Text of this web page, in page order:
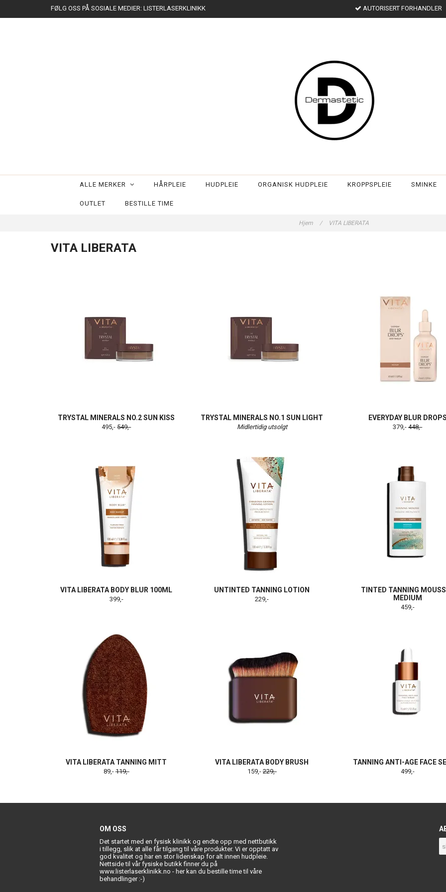
FØLG OSS PÅ SOSIALE MEDIER: LISTERLASERKLINIKK AUTORISERT FORHANDLER
ALLE MERKER HÅRPLEIE HUDPLEIE ORGANISK HUDPLEIE KROPPSPLEIE SMINKE
OUTLET BESTILLE TIME
Hjem / VITA LIBERATA
VITA LIBERATA
TRYSTAL MINERALS NO.2 SUN KISS
495,-549,-
TRYSTAL MINERALS NO.1 SUN LIGHT
Midlertidig utsolgt
EVERYDAY BLUR
379,-448,-
VITA LIBERATA BODY BLUR 100ML
399,-
UNTINTED TANNING LOTION
229,-
TINTED TANNING
MEDIUM
459,-
VITA LIBERATA TANNING MITT
89,-119,-
VITA LIBERATA BODY BRUSH
159,-229,-
TANNING ANTI-AGE FACE
499,-
OM OSS
Det startet med en fysisk klinikk og endte opp med nettbutikk
i tillegg, slik at alle får tilgang til våre produkter. Vi er opptatt av
god kvalitet og har en stor lidenskap for alt innen hudpleie.
Nettside til vår fysiske butikk finner du på
www.listerlaserklinikk.no - her kan du bestille time til våre
behandlinger :-)